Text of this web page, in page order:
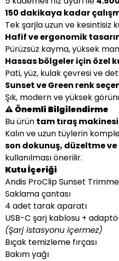
150 dakikaya kadar
Tek şarjla uzun ve kesintisiz
Hafif ve ergonomik
Pürüzsüz kayma, yüksek
Hassas bölgeler için özel
Pati, yüz, kulak çevresi ve
Sunset ve Green renk
Şık, modern ve yüksek
⚠️ Önemli Bilgilendirme
Bu ürün tam tıraş
Kalın ve uzun tüylerin
son dokunuş, düzeltme
kullanılması önerilir.
Kutu İçeriği
Andis ProClip Sunset
Saklama çantası
4 adet tarak aparatı
USB-C şarj kablosu +
(Şarj istasyonu içermez)
Bıçak temizleme fırçası
Bakım yağı